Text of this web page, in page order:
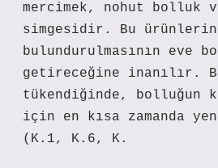
mercimek, nohut bolluk
simgesidir. Bu ürünlerin
bulundurulmasının eve
getireceğine inanılır.
tükendiğinde, bolluğun
için en kısa zamanda
(K.1, K.6, K.